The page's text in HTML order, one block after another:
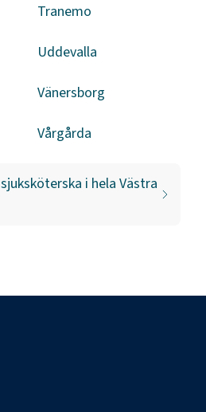
Tranemo
Uddevalla
Vänersborg
Vårgårda
sjuksköterska i hela Västra